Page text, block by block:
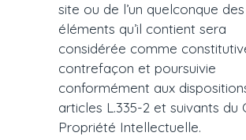
site ou de l’un quelconque des
éléments qu’il contient sera
considérée comme
contrefaçon et poursuivie
conformément aux
articles L.335-2 et suivants du
Propriété Intellectuelle.